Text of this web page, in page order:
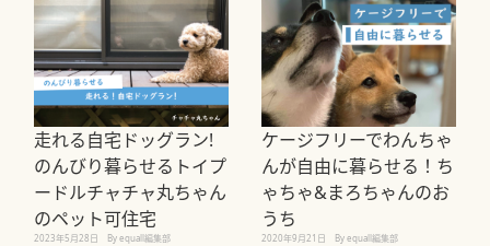
走れる自宅ドッグラン!
のんびり暮らせるトイプ
ードルチャチャ丸ちゃん
のペット可住宅
2023年5月28日 By equall編集部
ケージフリーでわんちゃ
んが自由に暮らせる！ち
ゃちゃ&まろちゃんのお
うち
2020年9月21日 By equall編集部